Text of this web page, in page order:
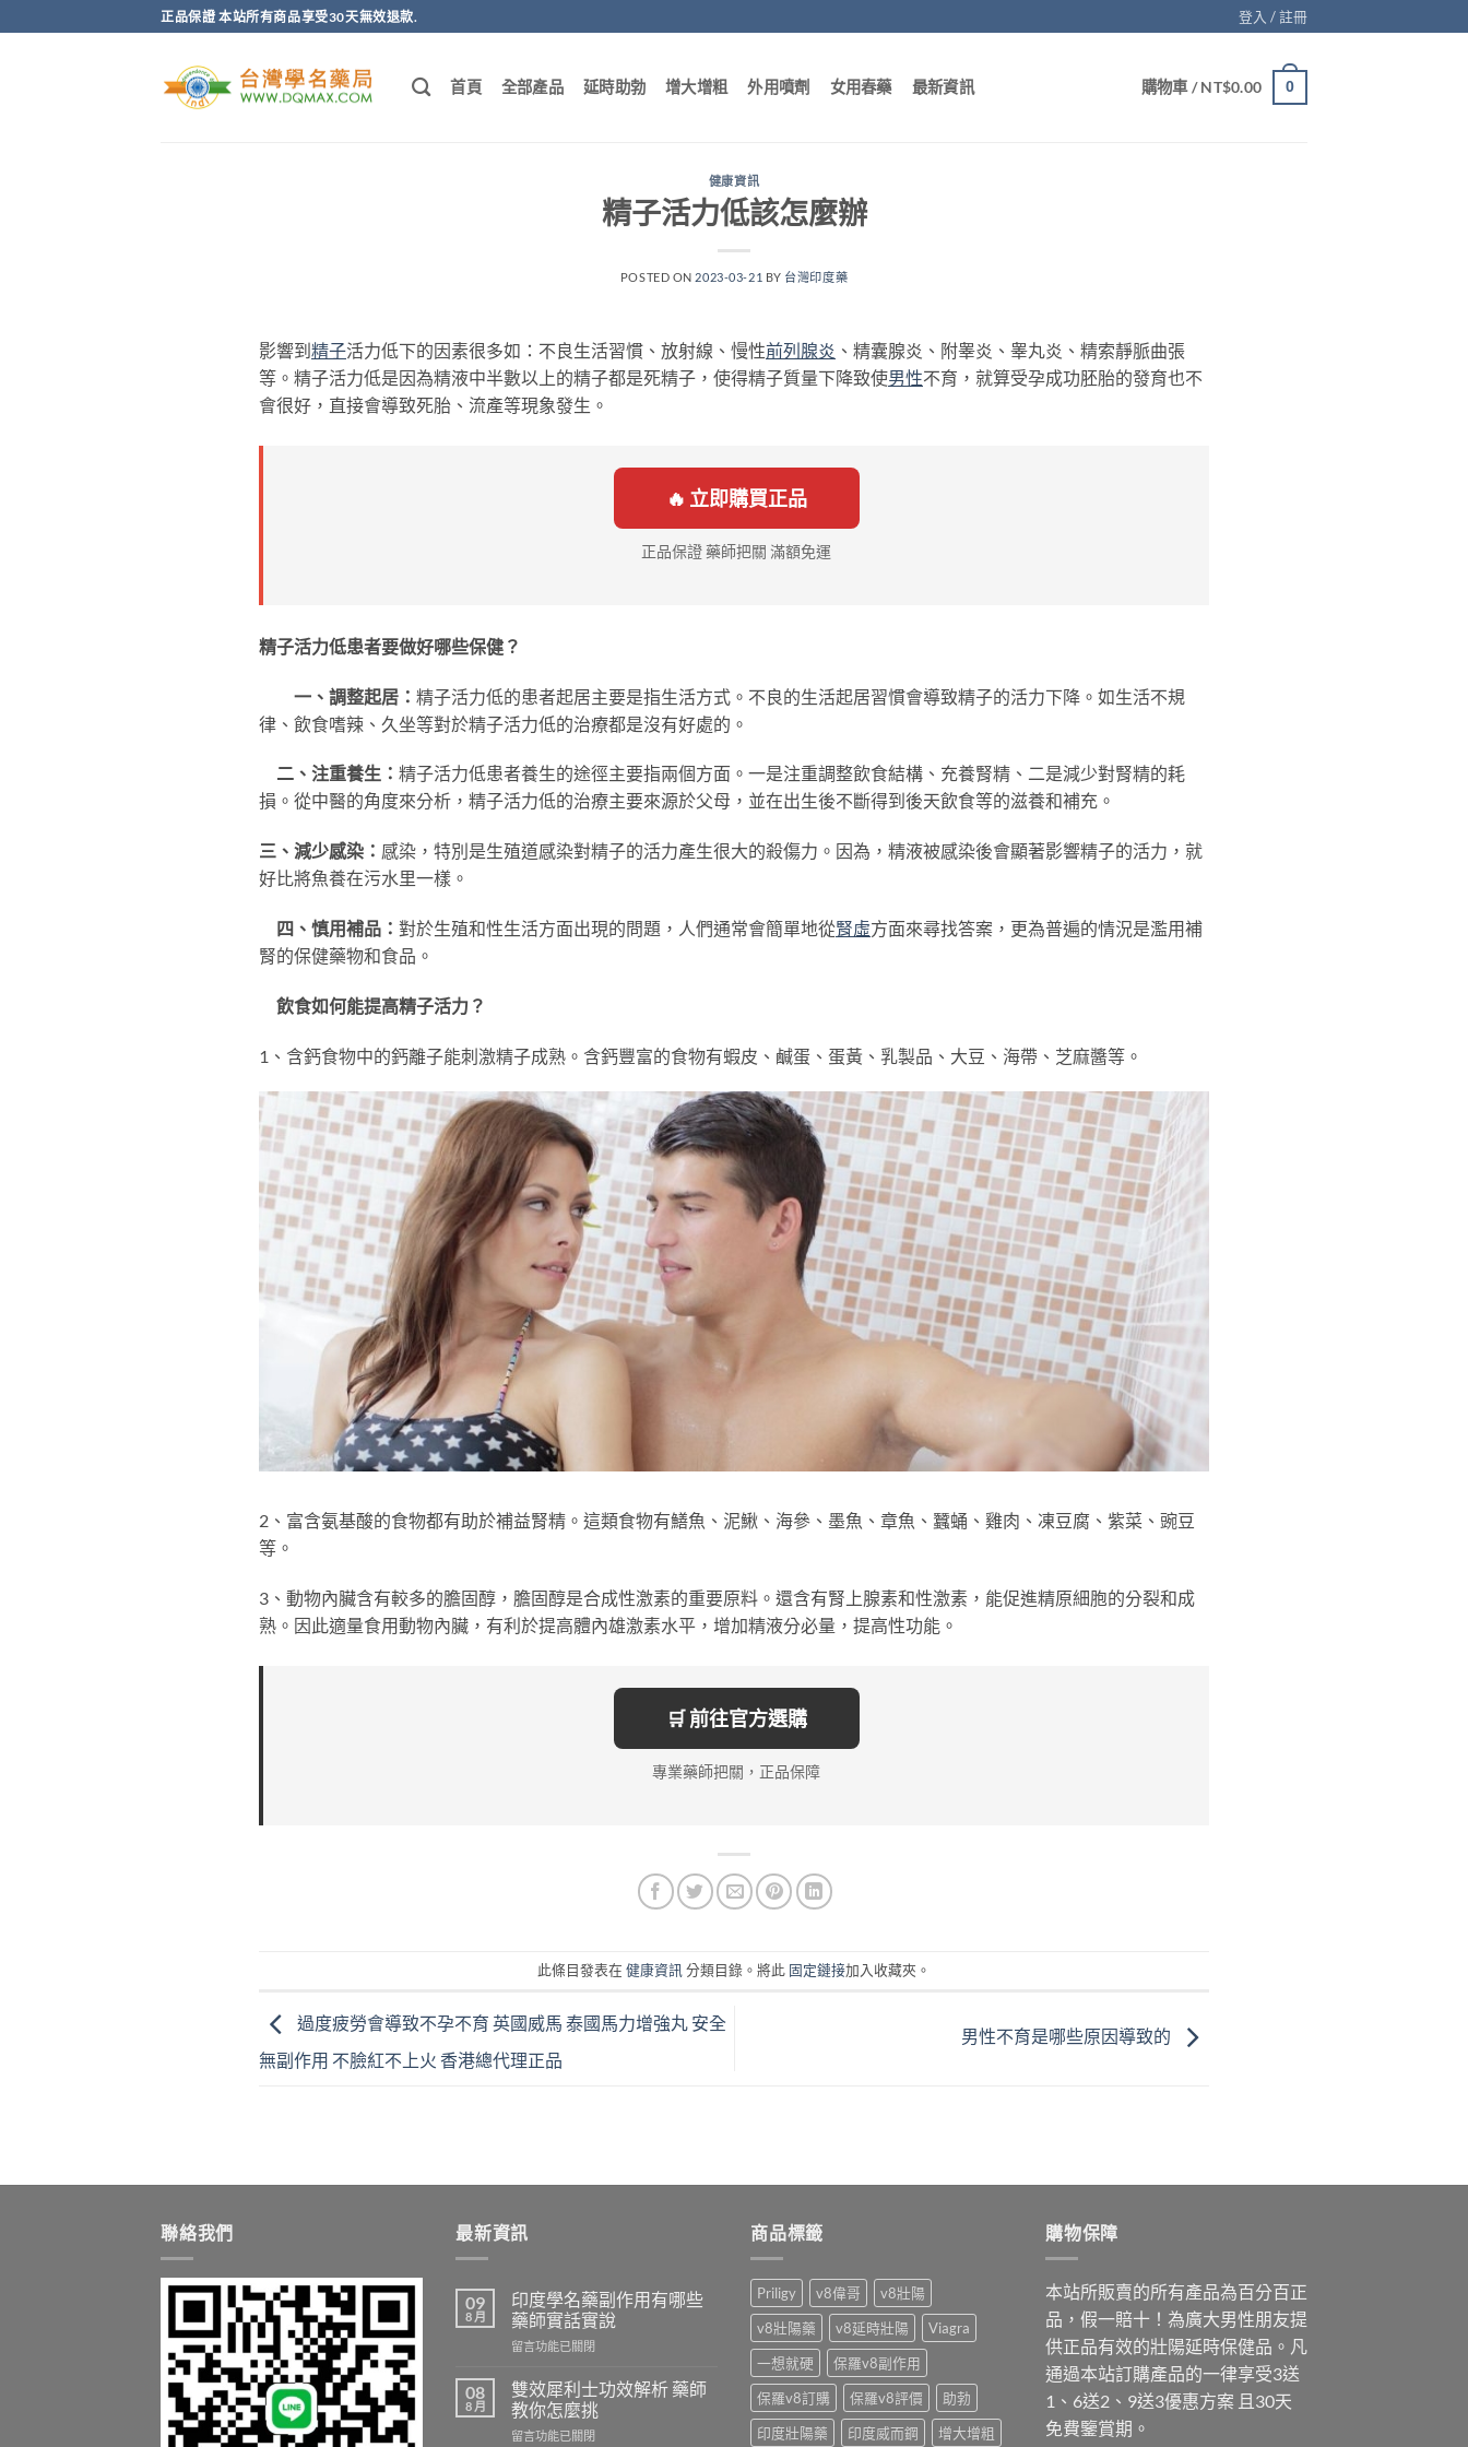
轉
正品保證 本站所有商品享受30天無效退款. 登入 / 註冊
首頁 全部產品 延時助勃 增大增粗 外用噴劑 女用春藥 最新資訊 購物車 /NT$0.00 0
健康資訊
精子活力低該怎麼辦
POSTED ON 2023-03-21 BY 台灣印度藥
影響到精子活力低下的因素很多如：不良生活習慣、放射線、慢性前列腺炎 、精囊腺炎、附睾炎、睾丸炎、精索靜脈曲張
等。精子活力低是因為精液中半數以上的精子都是死精子，使得精子質量下降致使男性不育，就算受孕成功胚胎的發育也不
會很好，直接會導致死胎、流產等現象發生。
🔥 立即購買正品
正品保證 藥師把關 滿額免運
精子活力低患者要做好哪些保健？
一、調整起居： 精子活力低的患者起居主要是指生活方式。不良的生活起居習慣會導致精子的活力下降。如生活不規
律、飲食嗜辣、久坐等對於精子活力低的治療都是沒有好處的。
二、注重養生： 精子活力低患者養生的途徑主要指兩個方面。一是注重調整飲食結構、充養腎精、二是減少對腎精的耗
損。從中醫的角度來分析，精子活力低的治療主要來源於父母，並在出生後不斷得到後天飲食等的滋養和補充。
三、減少感染： 感染，特別是生殖道感染對精子的活力產生很大的殺傷力。因為，精液被感染後會顯著影響精子的活力，就
好比將魚養在污水里一樣。
四、慎用補品： 對於生殖和性生活方面出現的問題，人們通常會簡單地從腎虛方面來尋找答案，更為普遍的情況是濫用補
腎的保健藥物和食品。
飲食如何能提高精子活力？
1、含鈣食物中的鈣離子能刺激精子成熟。含鈣豐富的食物有蝦皮、鹹蛋、蛋黃、乳製品、大豆、海帶、芝麻醬等。
2、富含氨基酸的食物都有助於補益腎精。這類食物有鱔魚、泥鰍、海參、墨魚、章魚、蠶蛹、雞肉、凍豆腐、紫菜、豌豆
等。
3、動物內臟含有較多的膽固醇，膽固醇是合成性激素的重要原料。還含有腎上腺素和性激素，能促進精原細胞的分裂和成
熟。因此適量食用動物內臟，有利於提高體內雄激素水平，增加精液分必量，提高性功能。
🛒 前往官方選購
專業藥師把關，正品保障
此條目發表在 健康資訊 分類目錄。將此 固定鏈接加入收藏夾。
過度疲勞會導致不孕不育 英國威馬 泰國馬力增強丸 安全
無副作用 不臉紅不上火 香港總代理正品
男性不育是哪些原因導致的
聯絡我們 最新資訊
09
8 月
印度學名藥副作用有哪些
藥師實話實說
在
度
學
名
藥
留言功能已關閉
08
8 月
雙效犀利士功效解析 藥師
教你怎麼挑
在
留言功能已關閉
商品標籤
Priligy v8偉哥
v8壯陽
v8壯陽藥
v8延時壯陽
Viagra
一想就硬
保羅v8副作用
保羅v8訂購
保羅v8評價
助勃
印度壯陽藥
印度威而鋼
增大增粗
購物保障
本站所販賣的所有產品為百分百正
品，假一賠十！為廣大男性朋友提
供正品有效的壯陽延時保健品。凡
通過本站訂購產品的一律享受3送
1、6送2、9送3優惠方案 且30天
免費鑒賞期。